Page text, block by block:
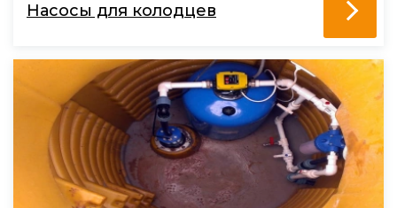
Насосы для колодцев